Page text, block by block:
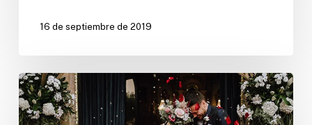
16 de septiembre de 2019
Cómo
incorporar
toques